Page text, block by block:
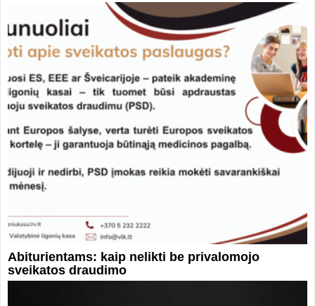
Abiturientams: kaip nelikti be privalomojo
sveikatos draudimo